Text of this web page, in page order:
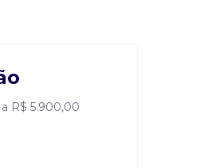
R$ 5.900,00